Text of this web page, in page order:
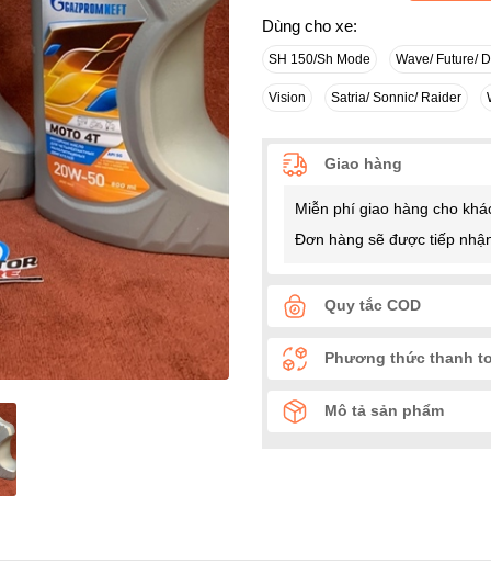
Dùng cho xe:
SH 150/Sh Mode Wave/ Future/
Vision Satria/ Sonnic/ Raider
Giao hàng
Miễn phí giao hàng cho
Đơn hàng sẽ được tiếp
Quy tắc COD
Phương thức thanh
Mô tả sản phẩm